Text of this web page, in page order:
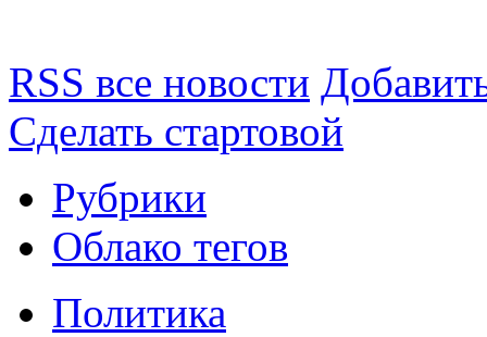
RSS все новости
Сделать стартовой
Рубрики
Облако тегов
Политика